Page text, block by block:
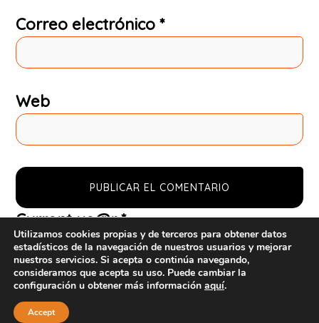
Correo electrónico*
Web
Current ye@r*
Utilizamos cookies propias y de terceros para obtener datos
estadísticos de la navegación de nuestros usuarios y mejorar
nuestros servicios. Si acepta o continúa navegando,
consideramos que acepta su uso. Puede cambiar la
configuración u obtener más información aquí.
Accept